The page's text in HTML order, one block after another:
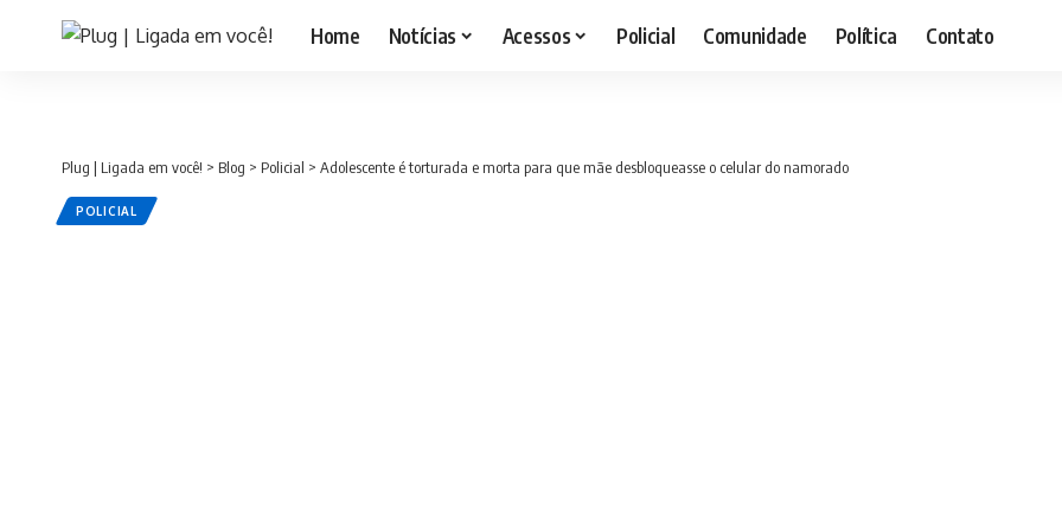
Home Notícias Acessos Policial Comunidade Política Contato
Plug | Ligada em você! > Blog > Policial > Adolescente é torturada e morta para que mãe desbloqueasse o celular do namorado
POLICIAL